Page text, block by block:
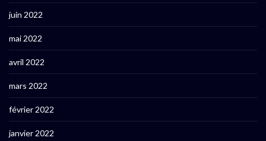
juin 2022
mai 2022
avril 2022
mars 2022
février 2022
janvier 2022